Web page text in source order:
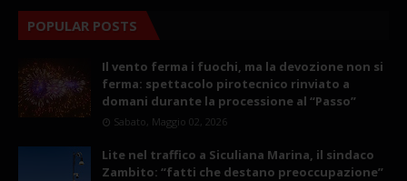
POPULAR POSTS
Il vento ferma i fuochi, ma la devozione non si
ferma: spettacolo pirotecnico rinviato a
domani durante la processione al “Passo”
Sabato, Maggio 02, 2026
Lite nel traffico a Siculiana Marina, il sindaco
Zambito: “fatti che destano preoccupazione”